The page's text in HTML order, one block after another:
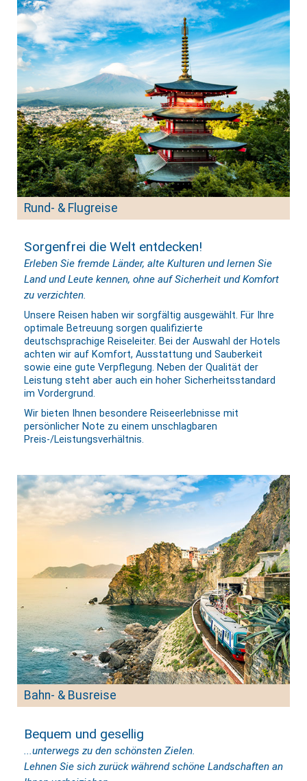
Rund- & Flugreise
Sorgenfrei die Welt entdecken!
Erleben Sie fremde Länder, alte Kulturen und lernen Sie
Land und Leute kennen, ohne auf Sicherheit und Komfort
zu verzichten.
Unsere Reisen haben wir sorgfältig ausgewählt. Für Ihre
optimale Betreuung sorgen qualifizierte
deutschsprachige Reiseleiter. Bei der Auswahl der Hotels
achten wir auf Komfort, Ausstattung und Sauberkeit
sowie eine gute Verpflegung. Neben der Qualität der
Leistung steht aber auch ein hoher Sicherheitsstandard
im Vordergrund.
Wir bieten Ihnen besondere Reiseerlebnisse mit
persönlicher Note zu einem unschlagbaren
Preis-/Leistungsverhältnis.
Bahn- & Busreise
Bequem und gesellig
...unterwegs zu den schönsten Zielen.
Lehnen Sie sich zurück während schöne Landschaften an